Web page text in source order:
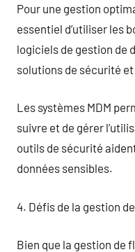
Pour une gestion
essentiel d’utiliser les
logiciels de gestion de
solutions de sécurité et
Les systèmes MDM
suivre et de gérer
outils de sécurité
données sensibles.
4. Défis de la gestion
Bien que la gestion de